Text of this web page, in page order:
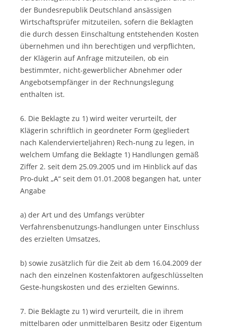
der Bundesrepublik Deutschland ansässigen
Wirtschaftsprüfer mitzuteilen, sofern die Beklagten
die durch dessen Einschaltung entstehenden Kosten
übernehmen und ihn berechtigen und verpflichten,
der Klägerin auf Anfrage mitzuteilen, ob ein
bestimmter, nicht-gewerblicher Abnehmer oder
Angebotsempfänger in der Rechnungslegung
enthalten ist.
6. Die Beklagte zu 1) wird weiter verurteilt, der
Klägerin schriftlich in geordneter Form (gegliedert
nach Kalendervierteljahren) Rech-nung zu legen, in
welchem Umfang die Beklagte 1) Handlungen gemäß
Ziffer 2. seit dem 25.09.2005 und im Hinblick auf das
Pro-dukt „A“ seit dem 01.01.2008 begangen hat, unter
Angabe
a) der Art und des Umfangs verübter
Verfahrensbenutzungs-handlungen unter Einschluss
des erzielten Umsatzes,
b) sowie zusätzlich für die Zeit ab dem 16.04.2009 der
nach den einzelnen Kostenfaktoren aufgeschlüsselten
Geste-hungskosten und des erzielten Gewinns.
7. Die Beklagte zu 1) wird verurteilt, die in ihrem
mittelbaren oder unmittelbaren Besitz oder Eigentum